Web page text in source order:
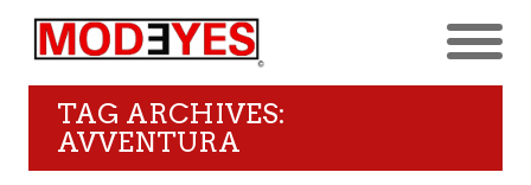
TAG ARCHIVES:
AVVENTURA